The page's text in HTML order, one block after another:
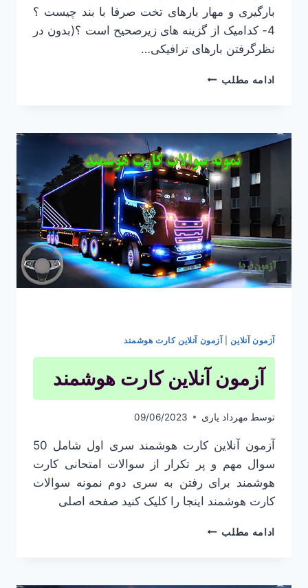
بارگیری و مهار بارهای تخت صرفا با بند چیست ؟
4- کدامیک از گزینه های زیرصحیح است ؟(بدون در
نظرگرفتن بارهای ترافیکی…
ادامه مطلب نمونه
با
جواب
آزمون آنلاین |آزمون آنلاین کارت هوشمند
آزمون آنلاین کارت هوشمند
توسط مهرداد یاری 09/06/2023
آزمون آنلاین کارت هوشمند سری اول شامل 50
سوال مهم و پر تکرار از سوالات امتحانی کارت
هوشمند برای رفتن به سری دوم نمونه سوالات
کارت هوشمند اینجا را کلیک کنید صفحه اصلی
ادامه مطلب آزمون